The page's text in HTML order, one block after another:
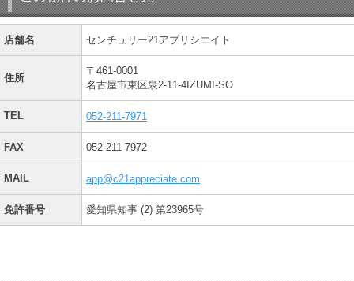
店舗名 センチュリー21アプリシエイト
住所
〒461-0001
名古屋市東区泉2-11-4IZUMI-SO
TEL 052-211-7971
FAX 052-211-7972
MAIL app@c21appreciate.com
免許番号 愛知県知事 (2) 第23965号